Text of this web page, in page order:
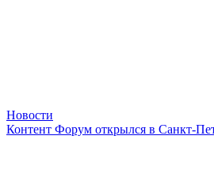
Новости
Контент Форум открылся в Санкт-